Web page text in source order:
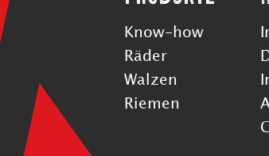
Know-how
Räder
Walzen
Riemen